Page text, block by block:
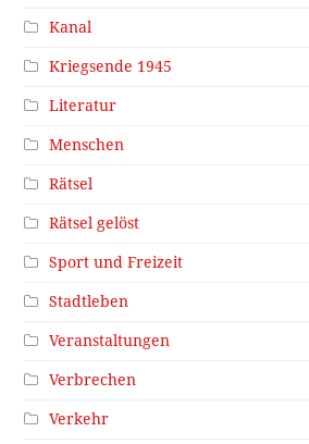
Kanal
Kriegsende 1945
Literatur
Menschen
Rätsel
Rätsel gelöst
Sport und Freizeit
Stadtleben
Veranstaltungen
Verbrechen
Verkehr